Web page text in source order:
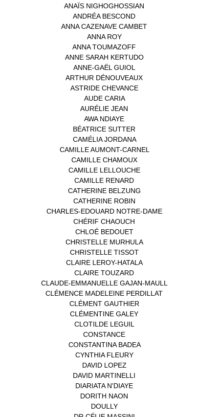
ANAÏS NIGHOGHOSSIAN
ANDRÉA BESCOND
ANNA CAZENAVE CAMBET
ANNA ROY(1)
ANNA TOUMAZOFF
ANNE SARAH KERTUDO(1)
ANNE-GAËL GUIOL
ARTHUR DÉNOUVEAUX
ASTRIDE CHEVANCE(3)
AUDE CARIA(1)
AURÉLIE JEAN
AWA NDIAYE
BÉATRICE SUTTER
CAMÉLIA JORDANA(1)
CAMILLE AUMONT-CARNEL
CAMILLE CHAMOUX(1)
CAMILLE LELLOUCHE(1)
CAMILLE RENARD
CATHERINE BELZUNG
CATHERINE ROBIN
CHARLES-EDOUARD NOTRE-DAME(1)
CHÉRIF CHAOUCH
CHLOÉ BEDOUET(1)
CHRISTELLE MURHULA(1)
CHRISTELLE TISSOT(2)
CLAIRE LEROY-HATALA(1)
CLAIRE TOUZARD
CLAUDE-EMMANUELLE GAJAN-MAULL
CLÉMENCE MADELEINE PERDILLAT
CLÉMENT GAUTHIER
CLÉMENTINE GALEY
CLOTILDE LEGUIL
CONSTANCE
CONSTANTINA BADEA(1)
CYNTHIA FLEURY(2)
DAVID LOPEZ
DAVID MARTINELLI
DIARIATA N'DIAYE
DORITH NAON
DOULLY(1)